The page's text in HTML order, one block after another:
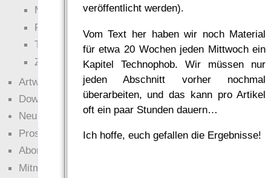
veröffentlicht werden).
Vom Text her haben wir noch Material
für etwa 20 Wochen jeden Mittwoch ein
Kapitel Technophob. Wir müssen nur
jeden Abschnitt vorher nochmal
überarbeiten, und das kann pro Artikel
oft ein paar Stunden dauern…
Ich hoffe, euch gefallen die Ergebnisse!
Magie
RaumZeit
Technophob
Zettel-RPG
Artwork
Downloads
Neuigkeiten
Prosa
Abonnieren
Mitmachen